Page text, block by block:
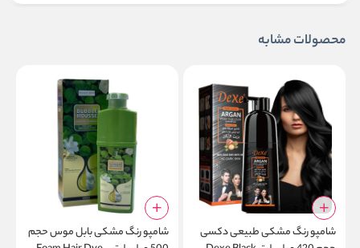
محصولات مشابه
شامپو رنگ مشکی طبیعی دکسی
شامپو رنگ مشکی بابل موس حجم